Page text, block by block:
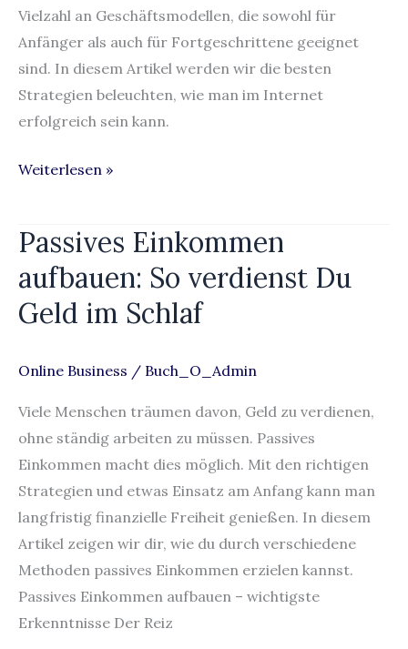
Vielzahl an Geschäftsmodellen, die sowohl für
Anfänger als auch für Fortgeschrittene geeignet
sind. In diesem Artikel werden wir die besten
Strategien beleuchten, wie man im Internet
erfolgreich sein kann.
Weiterlesen »
Passives Einkommen
aufbauen: So verdienst Du
Geld im Schlaf
Online Business / Buch_O_Admin
Viele Menschen träumen davon, Geld zu verdienen,
ohne ständig arbeiten zu müssen. Passives
Einkommen macht dies möglich. Mit den richtigen
Strategien und etwas Einsatz am Anfang kann man
langfristig finanzielle Freiheit genießen. In diesem
Artikel zeigen wir dir, wie du durch verschiedene
Methoden passives Einkommen erzielen kannst.
Passives Einkommen aufbauen – wichtigste
Erkenntnisse Der Reiz
Passives
Einkommen
aufbauen:
So
Du
im
Schlaf